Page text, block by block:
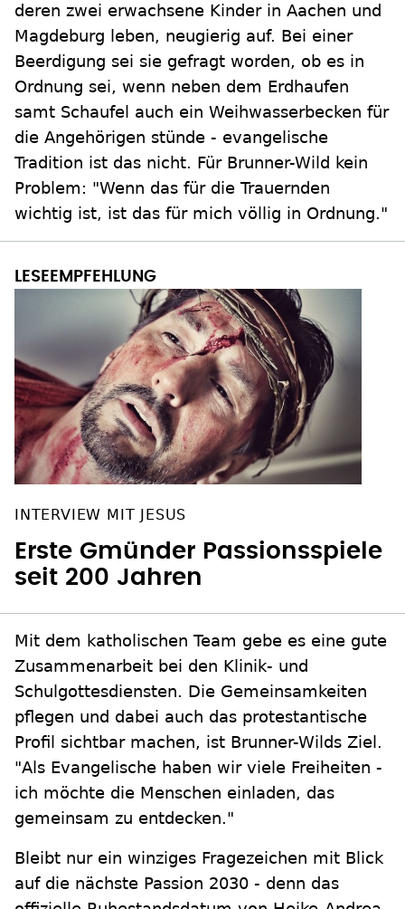
deren zwei erwachsene Kinder in Aachen und
Magdeburg leben, neugierig auf. Bei einer
Beerdigung sei sie gefragt worden, ob es in
Ordnung sei, wenn neben dem Erdhaufen
samt Schaufel auch ein Weihwasserbecken für
die Angehörigen stünde - evangelische
Tradition ist das nicht. Für Brunner-Wild kein
Problem: "Wenn das für die Trauernden
wichtig ist, ist das für mich völlig in Ordnung."
INTERVIEW MIT JESUS
Erste Gmünder Passionsspiele
seit 200 Jahren
Mit dem katholischen Team gebe es eine gute
Zusammenarbeit bei den Klinik- und
Schulgottesdiensten. Die Gemeinsamkeiten
pflegen und dabei auch das protestantische
Profil sichtbar machen, ist Brunner-Wilds Ziel.
"Als Evangelische haben wir viele Freiheiten -
ich möchte die Menschen einladen, das
gemeinsam zu entdecken."
Bleibt nur ein winziges Fragezeichen mit Blick
auf die nächste Passion 2030 - denn das